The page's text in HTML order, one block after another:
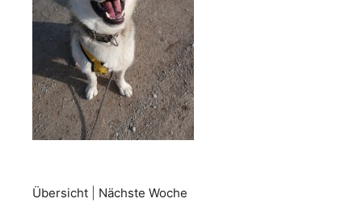
Übersicht Nächste Woche